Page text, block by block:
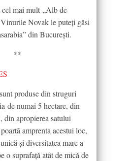
mai mult „Alb de
Novak le puteți găsi
din București.
**
produse din struguri
de numai 5 hectare, din
din apropierea satului
amprenta acestui loc,
și diversitatea mare a
o suprafață atât de mică de